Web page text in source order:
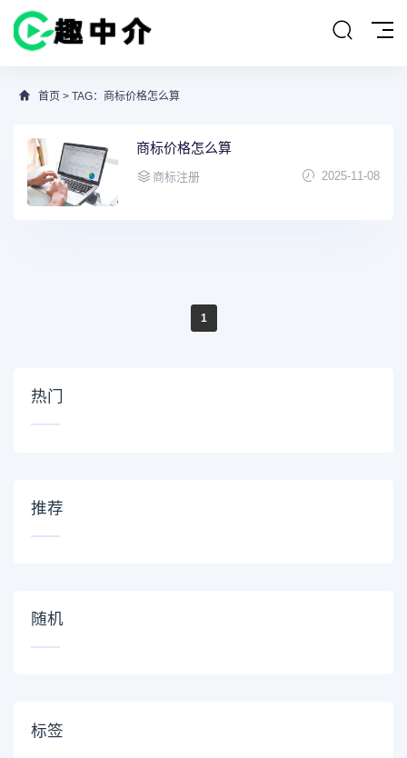
首页 > TAG：商标价格怎么算
商标价格怎么算
商标注册 2025-11-08
1
热门
推荐
随机
标签